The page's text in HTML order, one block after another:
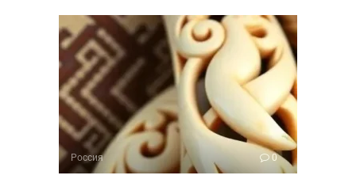
Россия 0